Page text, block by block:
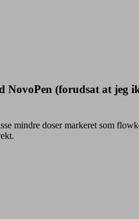
(forudsat at jeg
mindre doser markeret som